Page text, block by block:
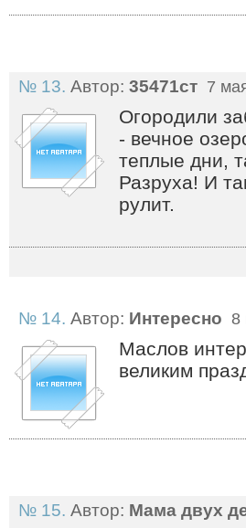
№ 13. Автор: 35471ст 7
Огородили
- вечное
теплые дни,
Разруха! И
рулит.
№ 14. Автор: Интересно 8
Маслов
великим
№ 15. Автор: Мама двух